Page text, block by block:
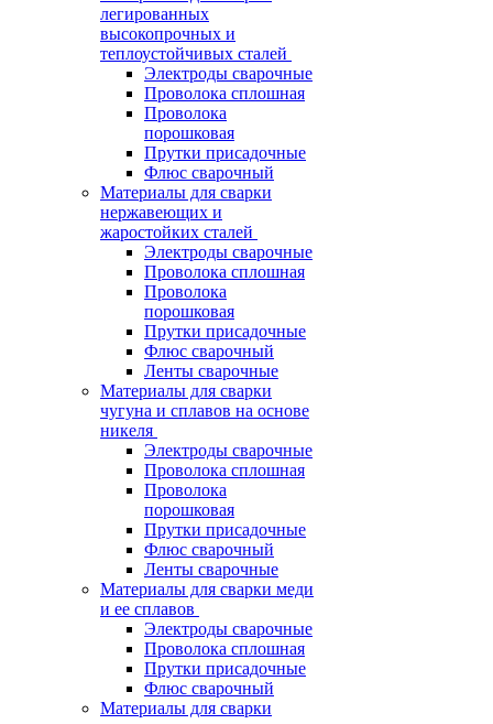
легированных
высокопрочных и
теплоустойчивых сталей
Электроды сварочные
Проволока сплошная
Проволока
порошковая
Прутки присадочные
Флюс сварочный
Материалы для сварки
нержавеющих и
жаростойких сталей
Электроды сварочные
Проволока сплошная
Проволока
порошковая
Прутки присадочные
Флюс сварочный
Ленты сварочные
Материалы для сварки
чугуна и сплавов на основе
никеля
Электроды сварочные
Проволока сплошная
Проволока
порошковая
Прутки присадочные
Флюс сварочный
Ленты сварочные
Материалы для сварки меди
и ее сплавов
Электроды сварочные
Проволока сплошная
Прутки присадочные
Флюс сварочный
Материалы для сварки